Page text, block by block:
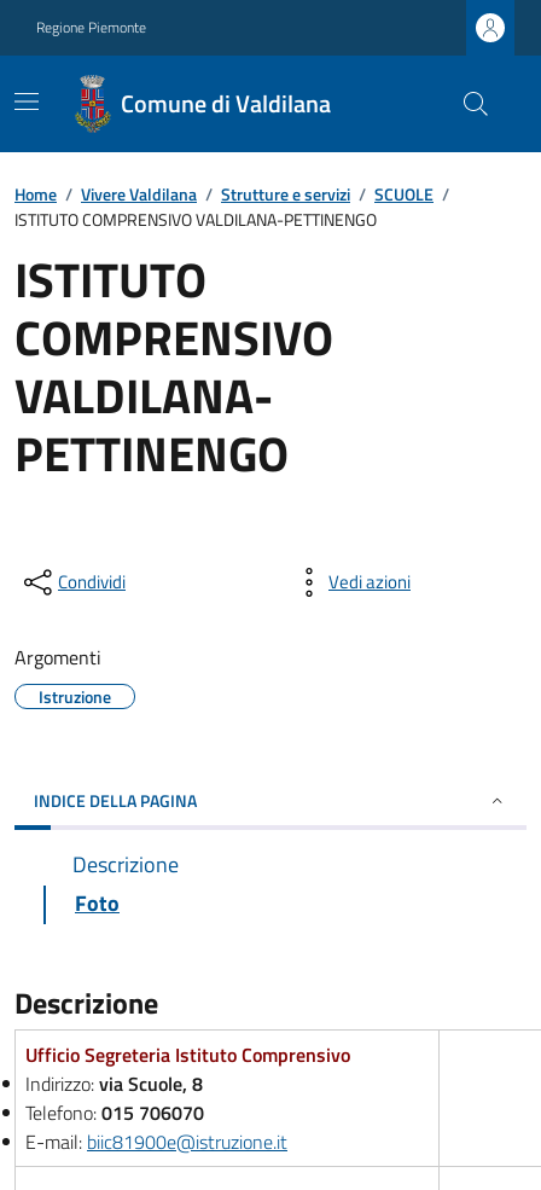
Regione Piemonte
Comune di Valdilana
Home / Vivere Valdilana / Strutture e servizi / SCUOLE /
ISTITUTO COMPRENSIVO VALDILANA-PETTINENGO
ISTITUTO
COMPRENSIVO
VALDILANA-
PETTINENGO
Condividi Vedi azioni
Argomenti
Istruzione
INDICE DELLA PAGINA
Descrizione
Foto
Descrizione
Ufficio Segreteria Istituto Comprensivo
Indirizzo:via Scuole, 8
Telefono:015 706070
E-mail: biic81900e@istruzione.it